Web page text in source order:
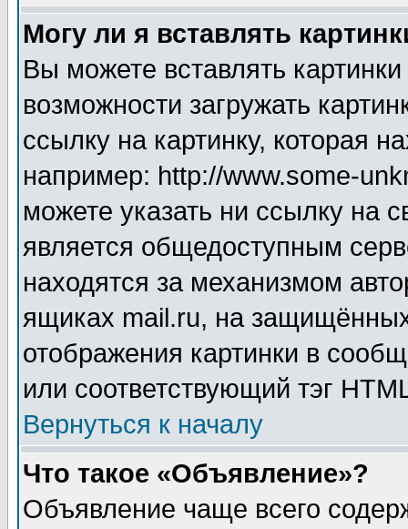
Могу ли я вставлять
Вы можете вставлять
возможности загружать
ссылку на картинку, которая
например: http://www.some-
можете указать ни ссылку на
является общедоступным
находятся за механизмом
ящиках mail.ru, на
отображения картинки в
или соответствующий тэг
Вернуться к началу
Что такое «Объявление»?
Объявление чаще всего